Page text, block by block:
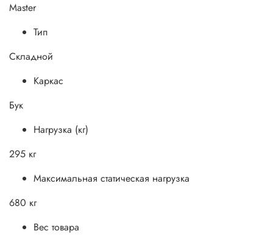
Master
Тип
Складной
Каркас
Бук
Нагрузка (кг)
295 кг
Максимальная статическая нагрузка
680 кг
Вес товара